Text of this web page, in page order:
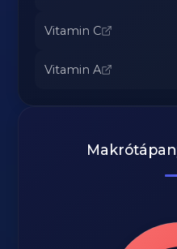
Vitamin C
Vitamin A